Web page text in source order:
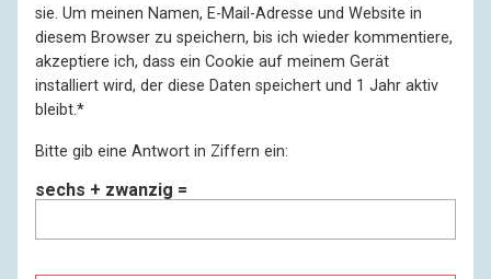
sie. Um meinen Namen, E-Mail-Adresse und Website in
diesem Browser zu speichern, bis ich wieder kommentiere,
akzeptiere ich, dass ein Cookie auf meinem Gerät
installiert wird, der diese Daten speichert und 1 Jahr aktiv
bleibt.*
Bitte gib eine Antwort in Ziffern ein:
sechs + zwanzig =